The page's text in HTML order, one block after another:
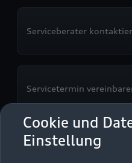
Cookie und
Einstellung
Serviceberater
Servicetermin